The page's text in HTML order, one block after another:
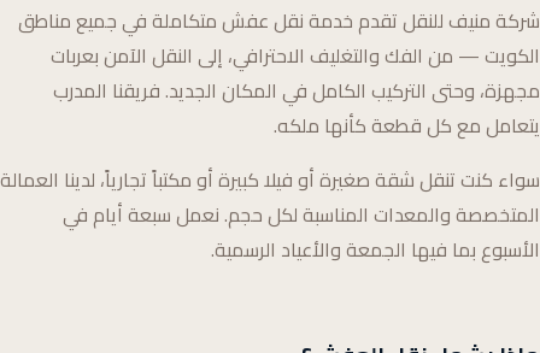
شركة منيف للنقل تقدم خدمة نقل عفش متكاملة في جميع مناطق
الكويت — من الفك والتغليف الاحترافي، إلى النقل الآمن بعربات
مجهزة، وحتى التركيب الكامل في المكان الجديد. فريقنا المدرب
يتعامل مع كل قطعة كأنها ملكه.
سواء كنت تنقل شقة صغيرة أو فيلا كبيرة أو مكتباً تجارياً، لدينا العمالة
المتخصصة والمعدات المناسبة لكل حجم. نعمل سبعة أيام في
الأسبوع بما فيها الجمعة والأعياد الرسمية.